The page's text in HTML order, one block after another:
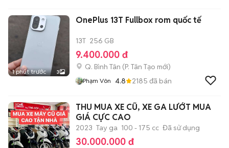
1 phút trước 3
OnePlus 13T Fullbox rom quốc tế
13T 256 GB
9.400.000 đ
Q. Bình Tân (P. Tân Tạo mới)
Phạm Vôn 4.8 2185 đã bán
THU MUA XE CŨ, XE GA LƯỚT MUA
GIÁ CỰC CAO
2023 Tay ga 100 - 175 cc Đã sử dụng
30.000.000 đ